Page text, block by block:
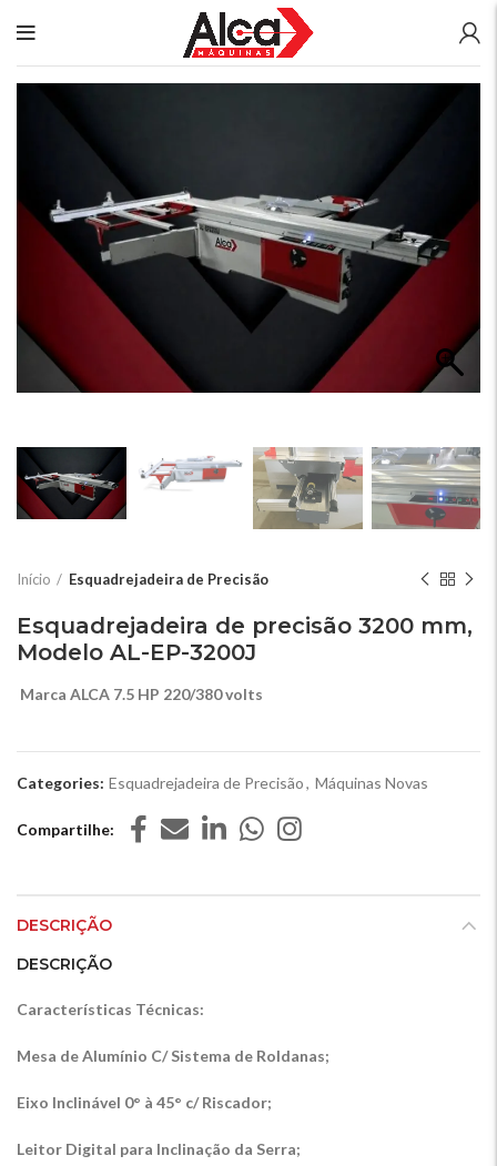
Início Esquadrejadeira de Precisão
Esquadrejadeira de precisão 3200 mm,
Modelo AL-EP-3200J
Marca ALCA 7.5 HP 220/380 volts
Categories: Esquadrejadeira de Precisão, Máquinas Novas
Compartilhe
DESCRIÇÃO
DESCRIÇÃO
Características Técnicas:
Mesa de Alumínio C/ Sistema de Roldanas;
Eixo Inclinável 0° à 45° c/ Riscador;
Leitor Digital para Inclinação da Serra;